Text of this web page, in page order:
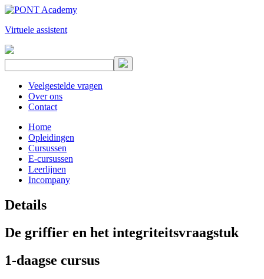
Virtuele assistent
Veelgestelde vragen
Over ons
Contact
Home
Opleidingen
Cursussen
E-cursussen
Leerlijnen
Incompany
Details
De griffier en het integriteitsvraagstuk
1-daagse cursus